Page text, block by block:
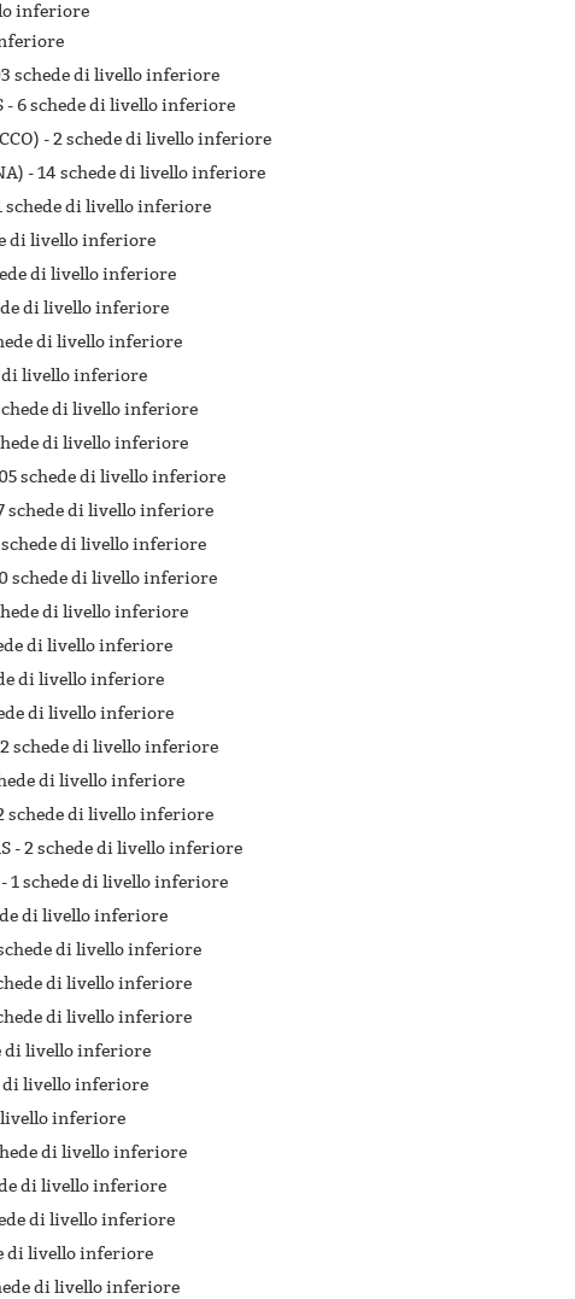
inferiore
schede di livello inferiore
-6 schede di livello inferiore
-2 schede di livello inferiore
-14 schede di livello inferiore
schede di livello inferiore
di livello inferiore
di livello inferiore
di livello inferiore
di livello inferiore
di livello inferiore
di livello inferiore
di livello inferiore
schede di livello inferiore
schede di livello inferiore
schede di livello inferiore
schede di livello inferiore
di livello inferiore
di livello inferiore
di livello inferiore
di livello inferiore
2 schede di livello inferiore
di livello inferiore
schede di livello inferiore
-2 schede di livello inferiore
1 schede di livello inferiore
di livello inferiore
di livello inferiore
di livello inferiore
di livello inferiore
di livello inferiore
di livello inferiore
livello inferiore
di livello inferiore
di livello inferiore
di livello inferiore
di livello inferiore
di livello inferiore